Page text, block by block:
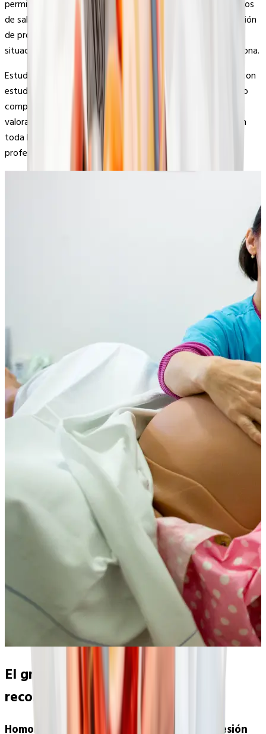
permitiéndote adquirir experiencia real en hospitales y centros
de salud desde los primeros cursos. Trabajar bajo la supervisión
de profesionales experimentados te prepara para enfrentar
situaciones reales y desarrollar confianza como futura matrona.
Estudiar en Europa te brinda la oportunidad de interactuar con
estudiantes y profesores de diferentes países, desarrollando
competencias multiculturales y habilidades sociales muy
valoradas. Además, tu título será reconocido en España y en
toda la Unión Europea, abriendo múltiples oportunidades
profesionales.
El grado de matrona y su
reconocimiento en España
Homologación del título y acceso a la profesión